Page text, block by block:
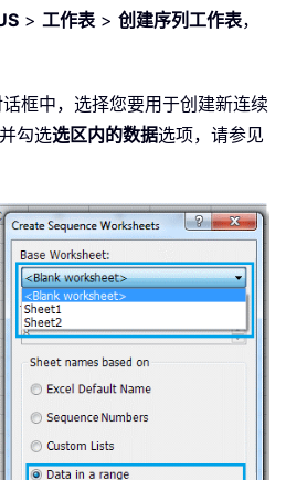
> 工作表 > 创建序列工作表，
话框中，选择您要用于创建新连续
勾选选区内的数据选项，请参见